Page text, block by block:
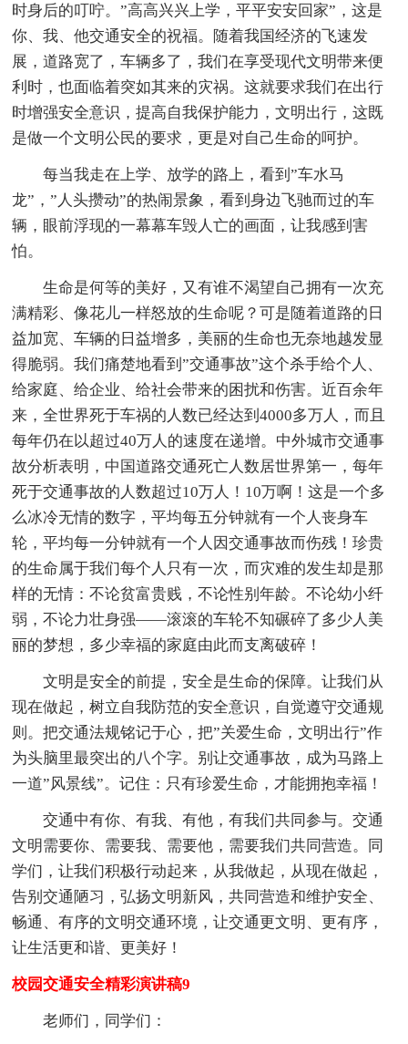
时身后的叮咛。”高高兴兴上学，平平安安回家”，这是
你、我、他交通安全的祝福。随着我国经济的飞速发
展，道路宽了，车辆多了，我们在享受现代文明带来便
利时，也面临着突如其来的灾祸。这就要求我们在出行
时增强安全意识，提高自我保护能力，文明出行，这既
是做一个文明公民的要求，更是对自己生命的呵护。
每当我走在上学、放学的路上，看到”车水马
龙”，”人头攒动”的热闹景象，看到身边飞驰而过的车
辆，眼前浮现的一幕幕车毁人亡的画面，让我感到害
怕。
生命是何等的美好，又有谁不渴望自己拥有一次充
满精彩、像花儿一样怒放的生命呢？可是随着道路的日
益加宽、车辆的日益增多，美丽的生命也无奈地越发显
得脆弱。我们痛楚地看到”交通事故”这个杀手给个人、
给家庭、给企业、给社会带来的困扰和伤害。近百余年
来，全世界死于车祸的人数已经达到4000多万人，而且
每年仍在以超过40万人的速度在递增。中外城市交通事
故分析表明，中国道路交通死亡人数居世界第一，每年
死于交通事故的人数超过10万人！10万啊！这是一个多
么冰冷无情的数字，平均每五分钟就有一个人丧身车
轮，平均每一分钟就有一个人因交通事故而伤残！珍贵
的生命属于我们每个人只有一次，而灾难的发生却是那
样的无情：不论贫富贵贱，不论性别年龄。不论幼小纤
弱，不论力壮身强——滚滚的车轮不知碾碎了多少人美
丽的梦想，多少幸福的家庭由此而支离破碎！
文明是安全的前提，安全是生命的保障。让我们从
现在做起，树立自我防范的安全意识，自觉遵守交通规
则。把交通法规铭记于心，把”关爱生命，文明出行”作
为头脑里最突出的八个字。别让交通事故，成为马路上
一道”风景线”。记住：只有珍爱生命，才能拥抱幸福！
交通中有你、有我、有他，有我们共同参与。交通
文明需要你、需要我、需要他，需要我们共同营造。同
学们，让我们积极行动起来，从我做起，从现在做起，
告别交通陋习，弘扬文明新风，共同营造和维护安全、
畅通、有序的文明交通环境，让交通更文明、更有序，
让生活更和谐、更美好！
校园交通安全精彩演讲稿9
老师们，同学们：